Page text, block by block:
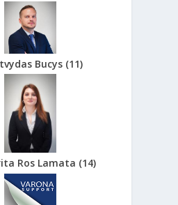
Bucys (11)
Ros Lamata (14)